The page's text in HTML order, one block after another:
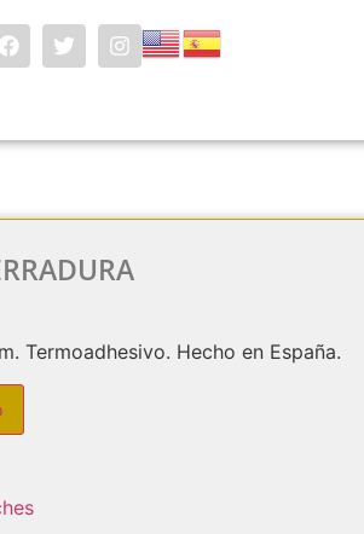
Termoadhesivo. Hecho en España.